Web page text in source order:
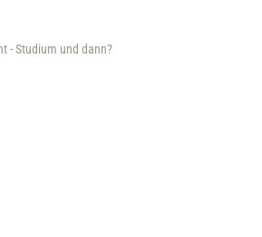
- Studium und dann?